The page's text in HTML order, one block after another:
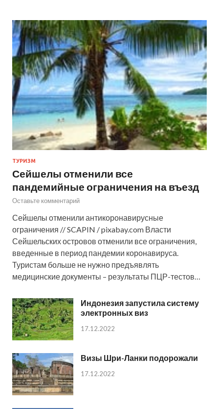
ТУРИЗМ
Сейшелы отменили все
пандемийные ограничения на въезд
Оставьте комментарий
Сейшелы отменили антикоронавирусные
ограничения // SCAPIN / pixabay.com Власти
Сейшельских островов отменили все ограничения,
введенные в период пандемии коронавируса.
Туристам больше не нужно предъявлять
медицинские документы – результаты ПЦР-тестов…
Индонезия запустила систему
электронных виз
17.12.2022
Визы Шри-Ланки подорожали
17.12.2022